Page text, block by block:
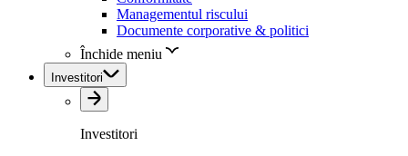
Managementul riscului
Documente corporative & politici
Închide meniu
Investitori
Investitori